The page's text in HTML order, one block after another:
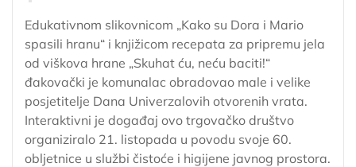
Edukativnom slikovnicom „Kako su Dora i Mario
spasili hranu“ i knjižicom recepata za pripremu jela
od viškova hrane „Skuhat ću, neću baciti!“
đakovački je komunalac obradovao male i velike
posjetitelje Dana Univerzalovih otvorenih vrata.
Interaktivni je događaj ovo trgovačko društvo
organiziralo 21. listopada u povodu svoje 60.
obljetnice u službi čistoće i higijene javnog prostora.